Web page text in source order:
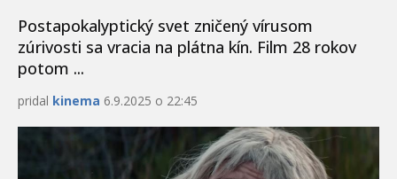
Postapokalyptický svet zničený vírusom
zúrivosti sa vracia na plátna kín. Film 28 rokov
potom ...
pridal kinema 6.9.2025 o 22:45